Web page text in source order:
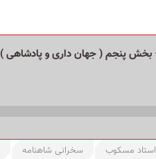
استاد مسکوب سخرانی شاهنامه